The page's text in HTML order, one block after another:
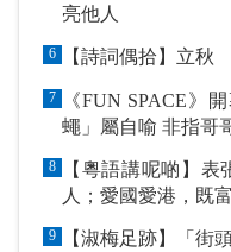
亮他人
6 【詩詞偶拾】立秋
7
《FUN SPACE》開幕 陳淑芬為張與辰解畫
蠅」屬自喻 非指哥
8
【粵語講呢啲】
人；愛國愛港，既
9 【淑梅足跡】「街